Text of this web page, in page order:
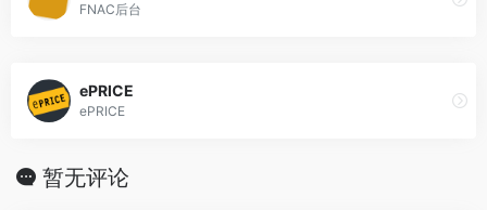
FNAC后台
ePRICE
ePRICE
暂无评论